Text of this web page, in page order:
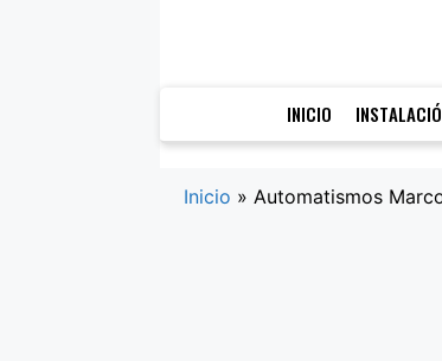
INICIO
Inicio » Automatismos